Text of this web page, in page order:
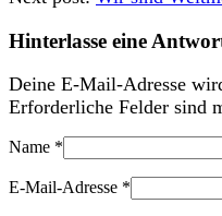
Hinterlasse eine
Deine E-Mail-Adresse
Erforderliche Felder sind
Name *
E-Mail-Adresse *